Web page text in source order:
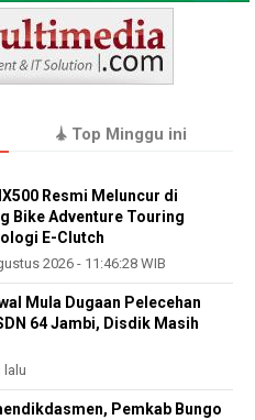
Top Minggu ini
Resmi Meluncur di
Bike Adventure Touring
E-Clutch
2026 - 11:46:28 WIB
Mula Dugaan Pelecehan
64 Jambi, Disdik Masih
lalu
Pemkab Bungo